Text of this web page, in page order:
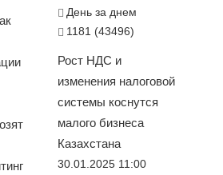
День за днем
1181 (43496)
Рост НДС и
изменения налоговой
системы коснутся
малого бизнеса
Казахстана
30.01.2025 11:00